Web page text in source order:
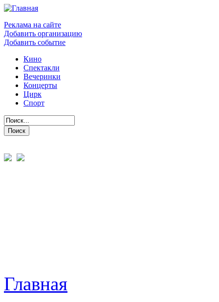
Реклама на сайте
Добавить организацию
Добавить событие
Кино
Спектакли
Вечеринки
Концерты
Цирк
Спорт
Главная